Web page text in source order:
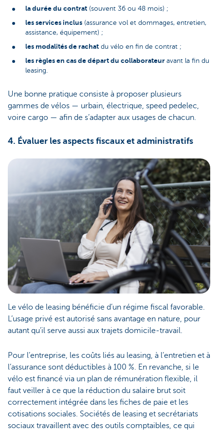
la durée du contrat (souvent 36 ou 48 mois) ;
les services inclus (assurance vol et dommages, entretien,
assistance, équipement) ;
les modalités de rachat du vélo en fin de contrat ;
les règles en cas de départ du collaborateur avant la fin du
leasing.
Une bonne pratique consiste à proposer plusieurs
gammes de vélos — urbain, électrique, speed pedelec,
voire cargo — afin de s’adapter aux usages de chacun.
4. Évaluer les aspects fiscaux et administratifs
Le vélo de leasing bénéficie d’un régime fiscal favorable.
L’usage privé est autorisé sans avantage en nature, pour
autant qu’il serve aussi aux trajets domicile-travail.
Pour l’entreprise, les coûts liés au leasing, à l’entretien et à
l’assurance sont déductibles à 100 %. En revanche, si le
vélo est financé via un plan de rémunération flexible, il
faut veiller à ce que la réduction du salaire brut soit
correctement intégrée dans les fiches de paie et les
cotisations sociales. Sociétés de leasing et secrétariats
sociaux travaillent avec des outils comptaibles, ce qui